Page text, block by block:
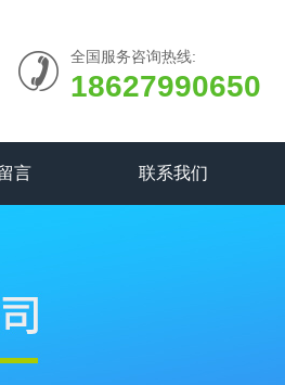
全国服务咨询热线:
18627990650
言 联系我们